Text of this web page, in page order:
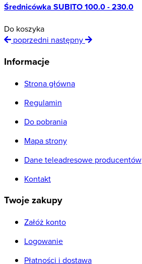
Średnicówka SUBITO 100.0 - 230.0
Do koszyka
poprzedni następny
Informacje
Strona główna
Regulamin
Do pobrania
Mapa strony
Dane teleadresowe producentów
Kontakt
Twoje zakupy
Załóż konto
Logowanie
Płatności i dostawa